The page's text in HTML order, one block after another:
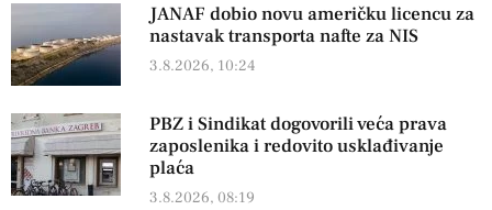
JANAF dobio novu američku licencu za
nastavak transporta nafte za NIS
3.8.2026, 10:24
PBZ i Sindikat dogovorili veća prava
zaposlenika i redovito usklađivanje
plaća
3.8.2026, 08:19